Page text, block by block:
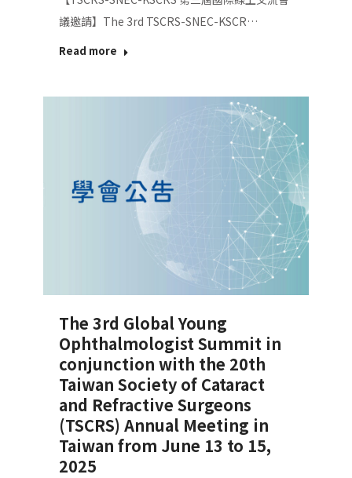
議邀請】The 3rd TSCRS-SNEC-KSCR…
Read more
The 3rd Global Young
Ophthalmologist Summit in
conjunction with the 20th
Taiwan Society of Cataract
and Refractive Surgeons
(TSCRS) Annual Meeting in
Taiwan from June 13 to 15,
2025